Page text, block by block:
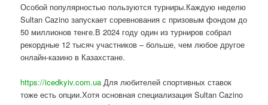
Особой популярностью пользуются турниры.Каждую неделю
Sultan Cazino запускает соревнования с призовым фондом до
50 миллионов тенге.В 2024 году один из турниров собрал
рекордные 12 тысяч участников – больше, чем любое другое
онлайн-казино в Казахстане.
https://icedkyiv.com.ua Для любителей спортивных ставок
тоже есть опции.Хотя основная специализация Sultan Cazino